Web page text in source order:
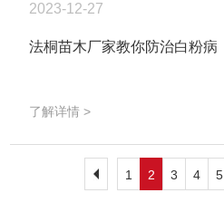
2023-12-27
法桐苗木厂家教你防治白粉病
了解详情 >
1 2 3 4 5